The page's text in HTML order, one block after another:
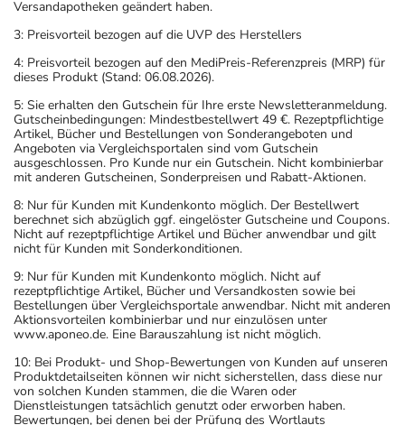
Versandapotheken geändert haben.
3: Preisvorteil bezogen auf die UVP des Herstellers
4: Preisvorteil bezogen auf den MediPreis-Referenzpreis (MRP) für
dieses Produkt (Stand: 06.08.2026).
5: Sie erhalten den Gutschein für Ihre erste Newsletteranmeldung.
Gutscheinbedingungen: Mindestbestellwert 49 €. Rezeptpflichtige
Artikel, Bücher und Bestellungen von Sonderangeboten und
Angeboten via Vergleichsportalen sind vom Gutschein
ausgeschlossen. Pro Kunde nur ein Gutschein. Nicht kombinierbar
mit anderen Gutscheinen, Sonderpreisen und Rabatt-Aktionen.
8: Nur für Kunden mit Kundenkonto möglich. Der Bestellwert
berechnet sich abzüglich ggf. eingelöster Gutscheine und Coupons.
Nicht auf rezeptpflichtige Artikel und Bücher anwendbar und gilt
nicht für Kunden mit Sonderkonditionen.
9: Nur für Kunden mit Kundenkonto möglich. Nicht auf
rezeptpflichtige Artikel, Bücher und Versandkosten sowie bei
Bestellungen über Vergleichsportale anwendbar. Nicht mit anderen
Aktionsvorteilen kombinierbar und nur einzulösen unter
www.aponeo.de. Eine Barauszahlung ist nicht möglich.
10: Bei Produkt- und Shop-Bewertungen von Kunden auf unseren
Produktdetailseiten können wir nicht sicherstellen, dass diese nur
von solchen Kunden stammen, die die Waren oder
Dienstleistungen tatsächlich genutzt oder erworben haben.
Bewertungen, bei denen bei der Prüfung des Wortlauts